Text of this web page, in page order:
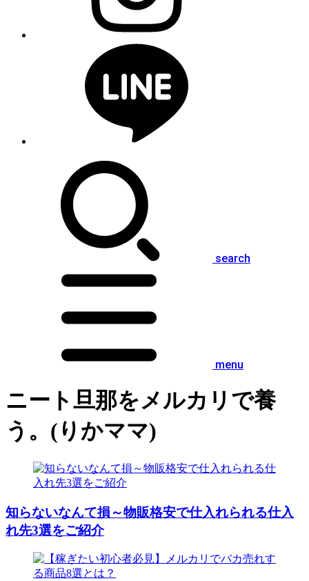
search
menu
ニート旦那をメルカリで養
う。(りかママ)
知らないなんて損～物販格安で仕入れられる仕入
れ先3選をご紹介